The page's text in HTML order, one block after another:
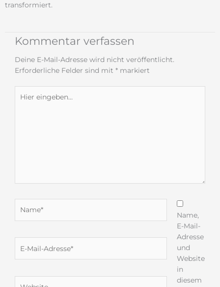
transformiert.
Kommentar verfassen
Deine E-Mail-Adresse wird nicht veröffentlicht.
Erforderliche Felder sind mit * markiert
eingeben…
Mail-
Name,
E-Mail-
Adresse
und
Website
in
diesem